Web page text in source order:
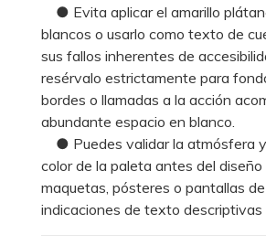
● Evita aplicar el amarillo
blancos o usarlo como texto de
sus fallos inherentes de
resérvalo estrictamente para
bordes o llamadas a la acción
abundante espacio en blanco.
● Puedes validar la atmósfera y
color de la paleta antes del
maquetas, pósteres o pantallas
indicaciones de texto descriptivas